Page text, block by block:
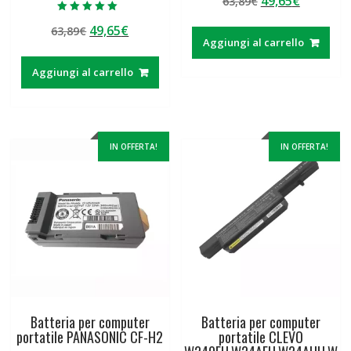
5.00
su 5
63,89€ Il
originale
era:
49,65€Il
attuale
è:
Aggiungi al carrello
su 5
originale
era:
attuale
è:
Aggiungi al carrello
IN OFFERTA!
Batteria per computer
portatile PANASONIC CF-H2
IN OFFERTA!
Batteria per computer
portatile CLEVO